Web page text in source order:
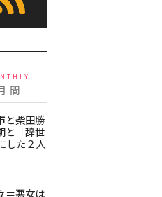
間
と柴田勝
と「辞世
した２人
＝悪女は